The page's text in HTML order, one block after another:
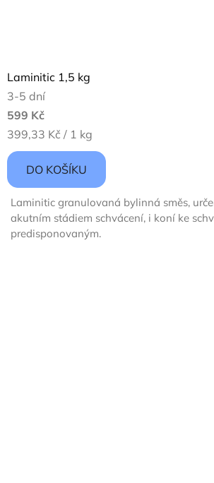
Laminitic 1,5 kg
3-5 dní
599 Kč
Měrná
cena:
399,33 Kč / 1 kg
DO KOŠÍKU
Laminitic granulovaná bylinná směs,
akutním stádiem schvácení, i koní ke
predisponovaným.